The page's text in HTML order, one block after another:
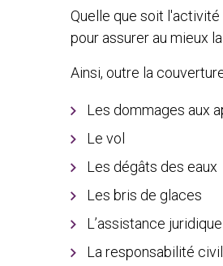
Quelle que soit
pour assurer au mieux
Ainsi, outre la
Les dommages aux
Le vol
Les dégâts des eaux
Les bris de glaces
L’assistance juridique
La responsabilité